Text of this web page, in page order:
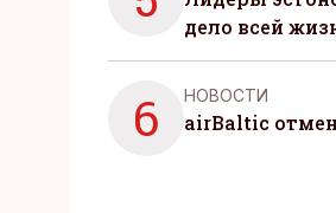
дело всей
6 НОВОСТИ
airBaltic